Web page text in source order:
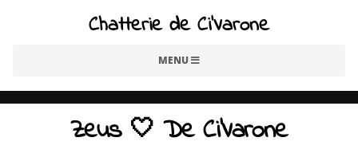
Chatterie de Ci'Varone
MENU
Zeus 🤍 De Ci'Varone